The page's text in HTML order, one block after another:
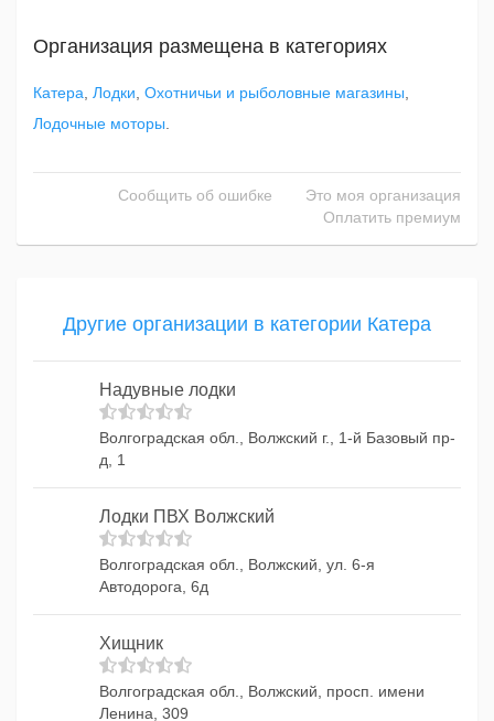
Организация размещена в категориях
Катера Лодки Охотничьи и рыболовные магазины
Лодочные моторы
Сообщить об ошибке
Это моя организация
Оплатить премиум
Другие организации в категории Катера
Надувные лодки
Волгоградская обл., Волжский г., 1-й Базовый пр-
д, 1
Лодки ПВХ Волжский
Волгоградская обл., Волжский, ул. 6-я
Автодорога, 6д
Хищник
Волгоградская обл., Волжский, просп. имени
Ленина, 309